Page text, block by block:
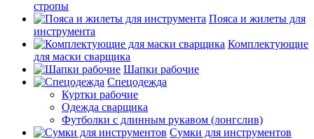
стропы
Пояса и жилеты для
инструмента
Комплектующие
для маски сварщика
Шапки рабочие
Спецодежда
Куртки рабочие
Одежда сварщика
Футболки с длинным рукавом (лонгслив)
Сумки для инструментов